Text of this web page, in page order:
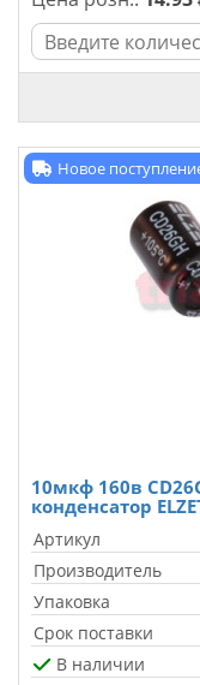
Новое
10мкф 160в
конденсатор
Артикул
Производитель
Упаковка
Срок поставки
В наличии